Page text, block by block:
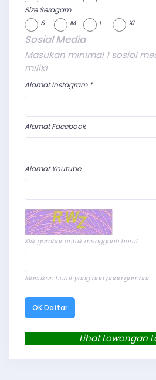
Size Seragam
S
M L XL
Sosial Media
Masukan minimal 1 sosial
miliki
Alamat Instagram *
Alamat Facebook
Alamat Youtube
Klik gambar untuk mengganti huruf
Masukan huruf yang ada pada gambar
OK Daftar
Lihat Lowongan